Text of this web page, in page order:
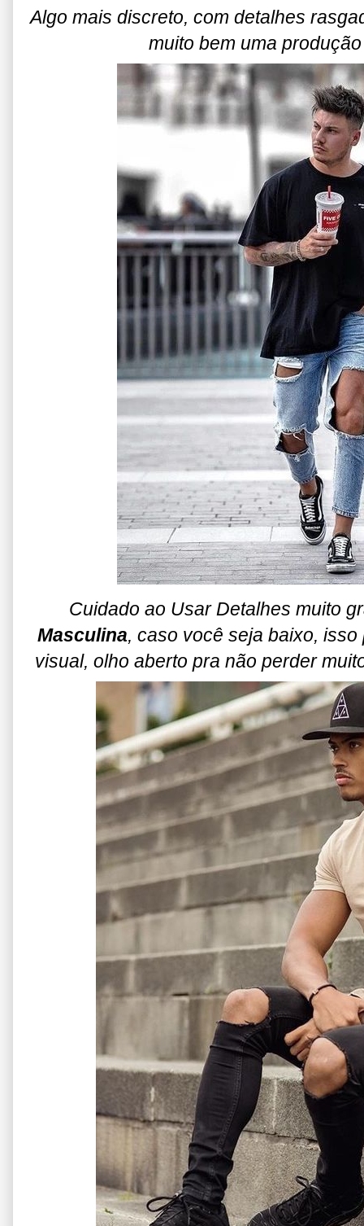
Algo mais discreto, com detalhes
muito bem uma
Cuidado ao Usar Detalhes muito
Masculina, caso você seja baixo,
visual, olho aberto pra não perder